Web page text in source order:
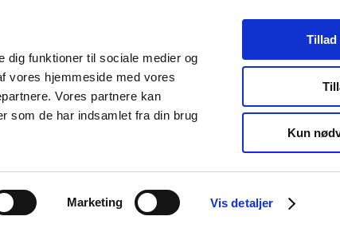
dig funktioner til sociale medier og
vores hjemmeside med vores
Vores partnere kan
som de har indsamlet fra din brug
Marketing Vis detaljer
Tillad
Kun
Om os Kontakt Udgivelser
og salg af
Medicinsk
Særlige
produktområder